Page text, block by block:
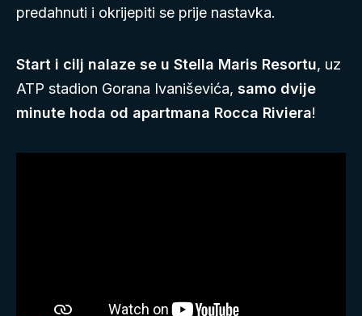
predahnuti i okrijepiti se prije nastavka.
Start i cilj nalaze se u Stella Maris Resortu, uz
ATP stadion Gorana Ivaniševića, samo dvije
minute hoda od apartmana Rocca Riviera!